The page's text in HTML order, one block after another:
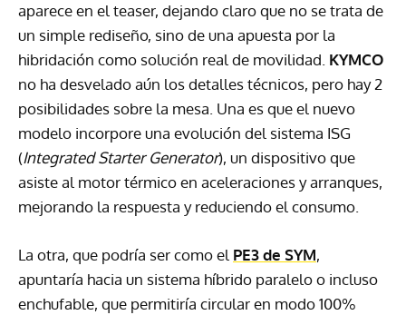
aparece en el teaser, dejando claro que no se trata de
un simple rediseño, sino de una apuesta por la
hibridación como solución real de movilidad. KYMCO
no ha desvelado aún los detalles técnicos, pero hay 2
posibilidades sobre la mesa. Una es que el nuevo
modelo incorpore una evolución del sistema ISG
(Integrated Starter Generator), un dispositivo que
asiste al motor térmico en aceleraciones y arranques,
mejorando la respuesta y reduciendo el consumo.
La otra, que podría ser como el PE3de SYM,
apuntaría hacia un sistema híbrido paralelo o incluso
enchufable, que permitiría circular en modo 100%